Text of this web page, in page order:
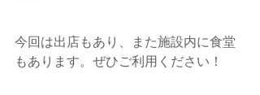
今回は出店もあり、また施設内に食堂
もあります。ぜひご利用ください！